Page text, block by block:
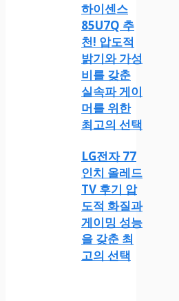
하이센스
85U7Q 추
천! 압도적
밝기와 가성
비를 갖춘
실속파 게이
머를 위한
최고의 선택
LG전자 77
인치 올레드
TV 후기 압
도적 화질과
게이밍 성능
을 갖춘 최
고의 선택